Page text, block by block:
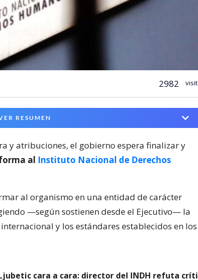
2982
RESUMEN
y atribuciones, el gobierno espera finalizar y
al Instituto Nacional de Derechos
al organismo en una entidad de carácter
—según sostienen desde el Ejecutivo— la
y los estándares establecidos en los
cara a cara: director del INDH refuta